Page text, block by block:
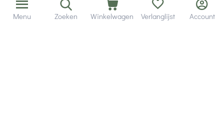
Menu Zoeken Winkelwagen Verlanglijst Account